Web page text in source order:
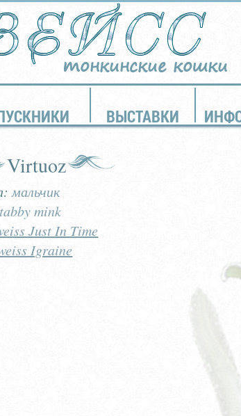
тонкинские кошки
ВЫСТАВКИ
Virtuoz
мальчик
mink
Just In Time
Igraine